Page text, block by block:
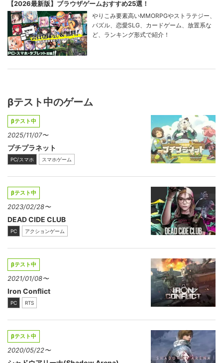
【2026最新版】ブラウザゲームおすすめ25選！
やりこみ要素高いMMORPGやストラテジー、
パズル、恋愛SLG、カードゲーム、放置系な
ど、ランキング形式で紹介！
βテスト中のゲーム
βテスト中
2025/11/07〜
プチプラネット
PC/スマホ スマホゲーム
βテスト中
2023/02/28〜
DEAD CIDE CLUB
PC アクションゲーム
βテスト中
2021/01/08〜
Iron Conflict
PC RTS
βテスト中
2020/05/22〜